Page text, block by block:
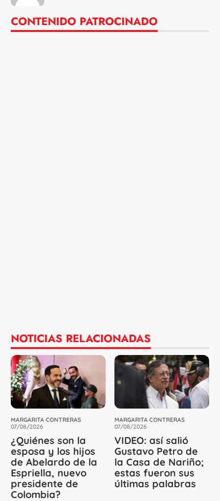
CONTENIDO PATROCINADO
NOTICIAS RELACIONADAS
MARGARITA CONTRERAS
07/08/2026
¿Quiénes son la
esposa y los hijos
de Abelardo de la
Espriella, nuevo
presidente de
Colombia?
MARGARITA CONTRERAS
07/08/2026
VIDEO: así salió
Gustavo Petro de
la Casa de Nariño;
estas fueron sus
últimas palabras